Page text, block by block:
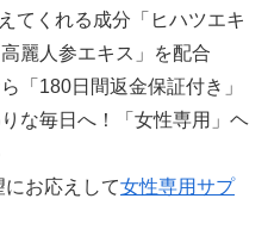
てくれる成分「ヒハツエキ
麗人参エキス」を配合
「180日間返金保証付き」
な毎日へ！「女性専用」ヘ
お応えして女性専用サプ